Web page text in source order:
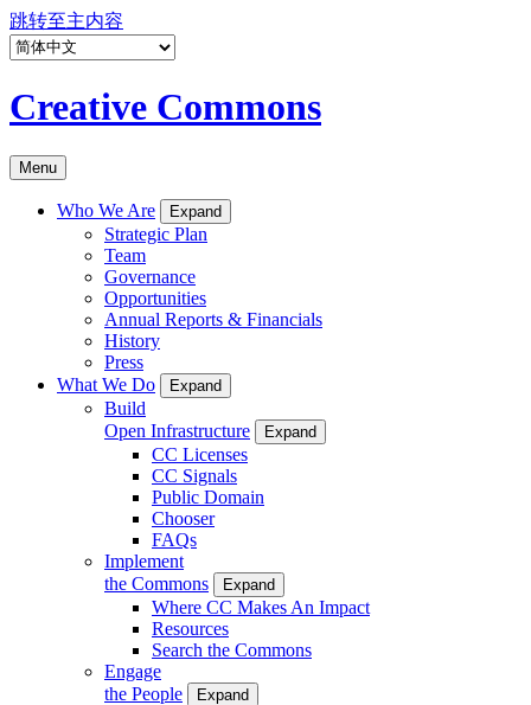
跳转至主内容
Creative Commons
Menu
Who We Are Expand
Strategic Plan
Team
Governance
Opportunities
Annual Reports & Financials
History
Press
What We Do
Expand
Build
Open Infrastructure
Expand
CC Licenses
CC Signals
Public Domain
Chooser
FAQs
Implement
the Commons
Expand
Where CC Makes An Impact
Resources
Search the Commons
Engage
the People
Expand